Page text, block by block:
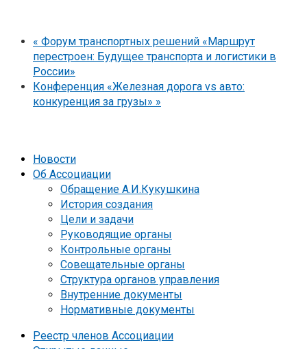
« Форум транспортных решений «Маршрут
перестроен: Будущее транспорта и логистики в
России»
Конференция «Железная дорога vs авто:
конкуренция за грузы» »
Новости
Об Ассоциации
Обращение А.И.Кукушкина
История создания
Цели и задачи
Руководящие органы
Контрольные органы
Совещательные органы
Структура органов управления
Внутренние документы
Нормативные документы
Реестр членов Ассоциации